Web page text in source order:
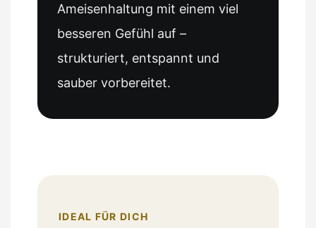
Ameisenhaltung mit einem viel
besseren Gefühl auf –
strukturiert, entspannt und
sauber vorbereitet.
IDEAL FÜR DICH